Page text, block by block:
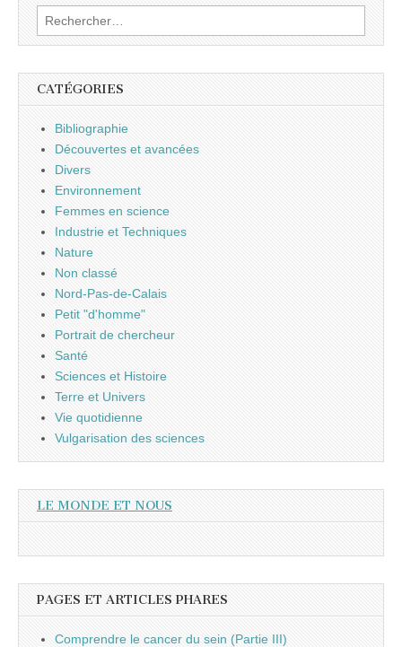
Rechercher :
CATÉGORIES
Bibliographie
Découvertes et avancées
Divers
Environnement
Femmes en science
Industrie et Techniques
Nature
Non classé
Nord-Pas-de-Calais
Petit "d'homme"
Portrait de chercheur
Santé
Sciences et Histoire
Terre et Univers
Vie quotidienne
Vulgarisation des sciences
LE MONDE ET NOUS
PAGES ET ARTICLES PHARES
Comprendre le cancer du sein (Partie III)